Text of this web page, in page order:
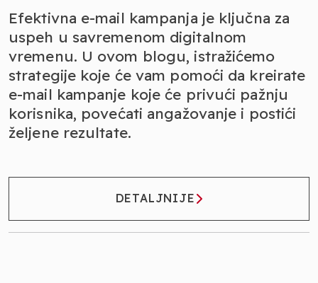
Efektivna e-mail kampanja je ključna za
uspeh u savremenom digitalnom
vremenu. U ovom blogu, istražićemo
strategije koje će vam pomoći da kreirate
e-mail kampanje koje će privući pažnju
korisnika, povećati angažovanje i postići
željene rezultate.
DETALJNIJE